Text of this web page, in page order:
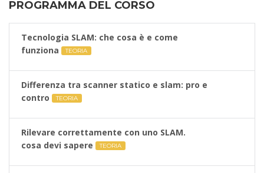
PROGRAMMA DEL CORSO
Tecnologia SLAM: che cosa è e come
funziona
TEORIA
Differenza tra scanner statico e slam: pro e
contro
TEORIA
Rilevare correttamente con uno SLAM.
cosa devi sapere
TEORIA